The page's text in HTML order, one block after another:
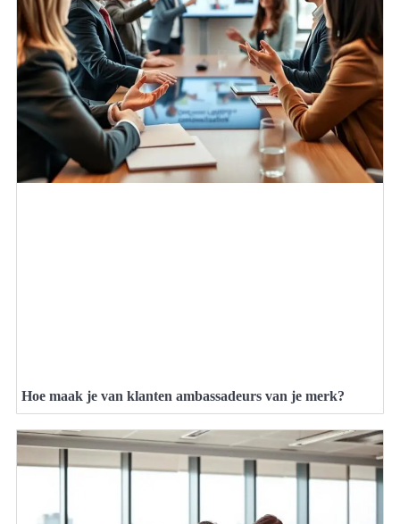
Hoe maak je van klanten ambassadeurs van je merk?